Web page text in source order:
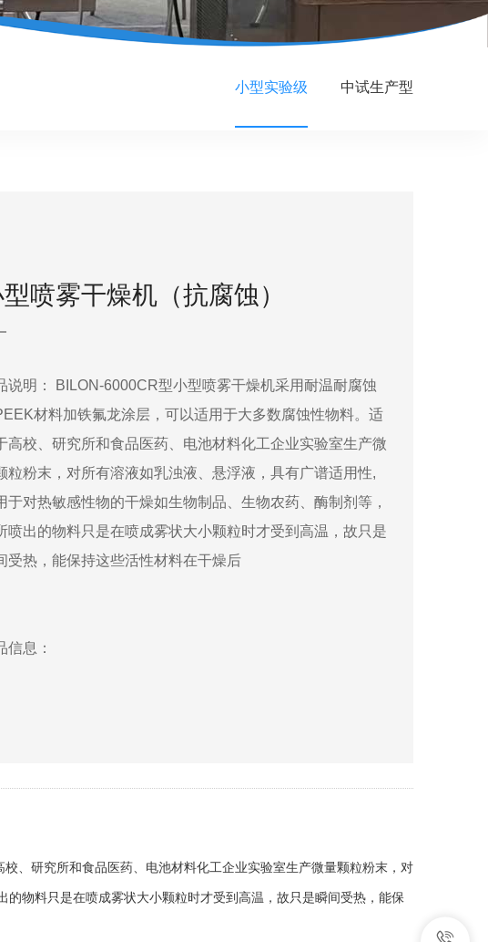
小型实验级 中试生产型
喷雾干燥机（抗腐蚀）
说明： BILON-6000CR型小型喷雾干燥机采用耐温耐腐蚀
材料加铁氟龙涂层，可以适用于大多数腐蚀性物料。适
高校、研究所和食品医药、电池材料化工企业实验室生产微
粒粉末，对所有溶液如乳浊液、悬浮液，具有广谱适用性,
于对热敏感性物的干燥如生物制品、生物农药、酶制剂等，
喷出的物料只是在喷成雾状大小颗粒时才受到高温，故只是
受热，能保持这些活性材料在干燥后
信息：
、研究所和食品医药、电池材料化工企业实验室生产微量颗粒粉末，对
物料只是在喷成雾状大小颗粒时才受到高温，故只是瞬间受热，能保